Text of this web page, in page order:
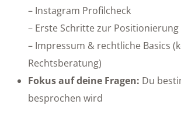
– Instagram Profilcheck
– Erste Schritte zur Positionierung
– Impressum & rechtliche Basics
Rechtsberatung)
Fokus auf deine Fragen: Du
besprochen wird